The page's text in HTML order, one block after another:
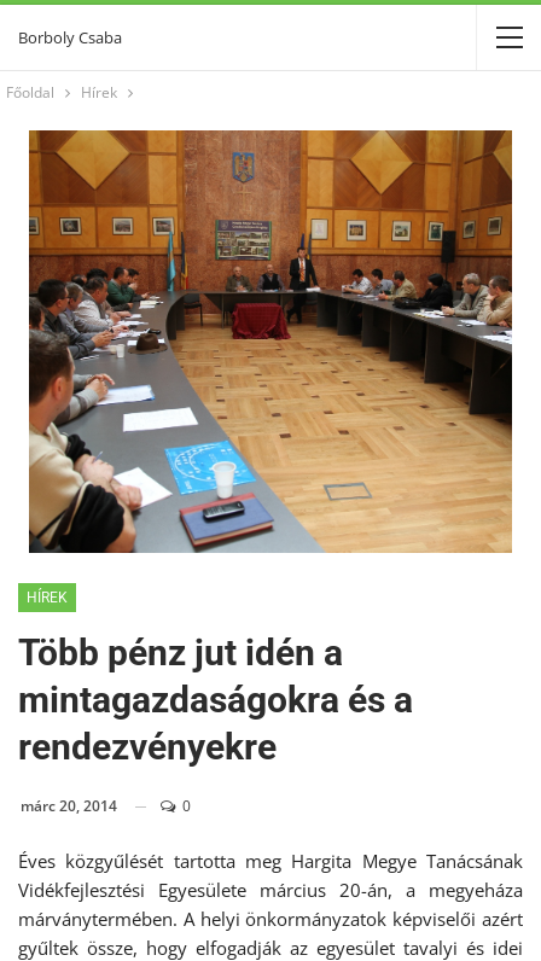
Borboly Csaba
Főoldal Hírek
HÍREK
Több pénz jut idén a
mintagazdaságokra és a
rendezvényekre
márc 20, 2014 0
Éves közgyűlését tartotta meg Hargita Megye Tanácsának
Vidékfejlesztési Egyesülete március 20-án, a megyeháza
márványtermében. A helyi önkormányzatok képviselői azért
gyűltek össze, hogy elfogadják az egyesület tavalyi és idei